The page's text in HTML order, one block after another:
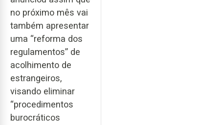
no próximo mês vai
também apresentar
uma “reforma dos
regulamentos” de
acolhimento de
estrangeiros,
visando eliminar
“procedimentos
burocráticos